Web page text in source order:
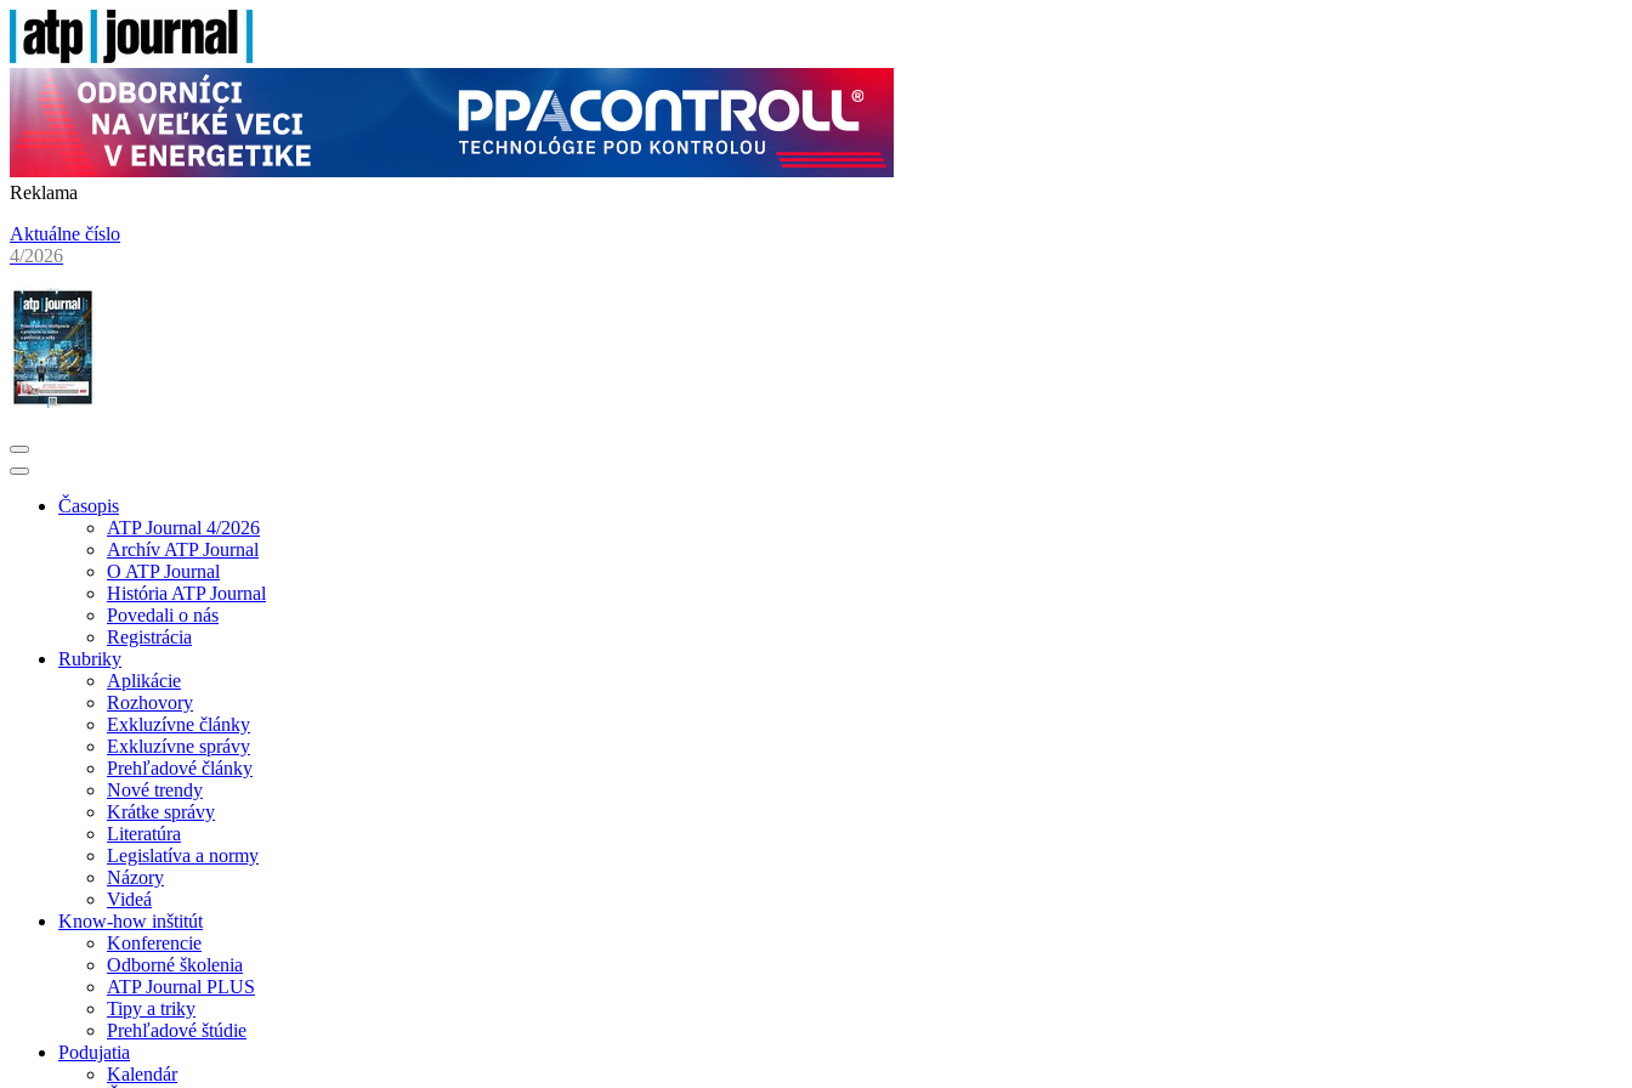
Reklama
Aktuálne číslo
4/2026
Časopis
ATP Journal 4/2026
Archív ATP Journal
O ATP Journal
História ATP Journal
Povedali o nás
Registrácia
Rubriky
Aplikácie
Rozhovory
Exkluzívne články
Exkluzívne správy
Prehľadové články
Nové trendy
Krátke správy
Literatúra
Legislatíva a normy
Názory
Videá
Know-how inštitút
Konferencie
Odborné školenia
ATP Journal PLUS
Tipy a triky
Prehľadové štúdie
Podujatia
Kalendár